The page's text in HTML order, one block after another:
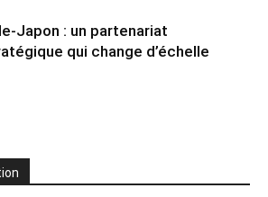
Japon : un partenariat
qui change d’échelle